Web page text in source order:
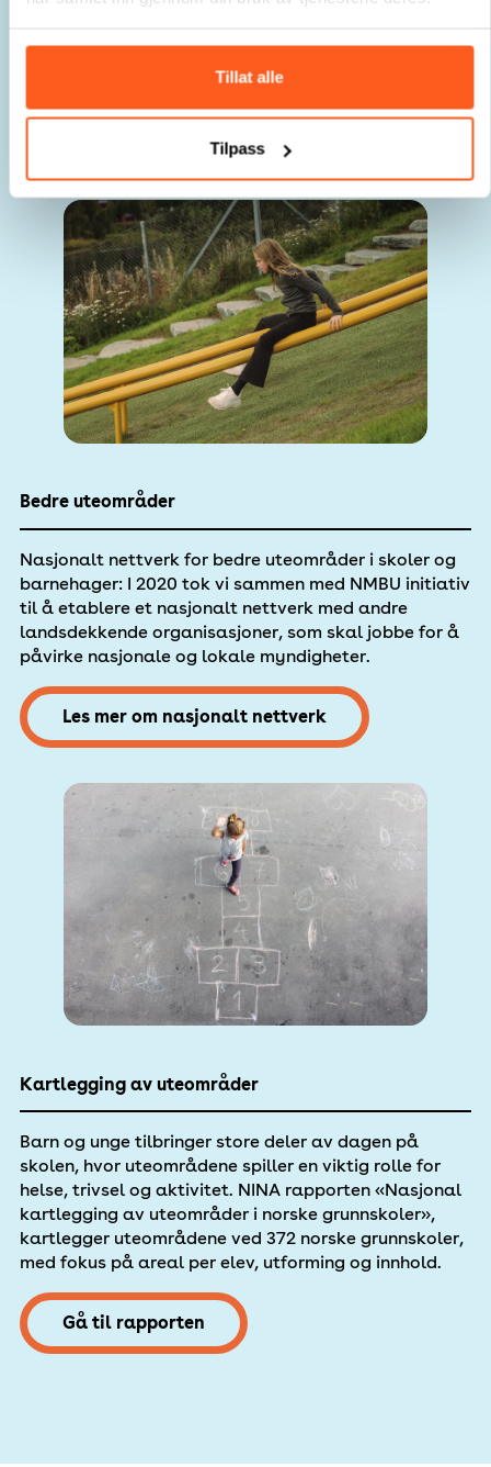
Tillat alle
Tilpass
følge veilederen øker sannsynligheten for realisering
og et vellykket prosjekt.
Bedre uteområder
Nasjonalt nettverk for bedre uteområder i skoler og
barnehager: I 2020 tok vi sammen med NMBU initiativ
til å etablere et nasjonalt nettverk med andre
landsdekkende organisasjoner, som skal jobbe for å
påvirke nasjonale og lokale myndigheter.
Les mer om nasjonalt nettverk
Kartlegging av uteområder
Barn og unge tilbringer store deler av dagen på
skolen, hvor uteområdene spiller en viktig rolle for
helse, trivsel og aktivitet. NINA rapporten «Nasjonal
kartlegging av uteområder i norske grunnskoler»,
kartlegger uteområdene ved 372 norske grunnskoler,
med fokus på areal per elev, utforming og innhold.
Gå til rapporten